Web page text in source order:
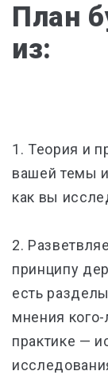
План
из:
1. Теория и
вашей темы
как вы
2.
принципу
есть
мнения
практике —